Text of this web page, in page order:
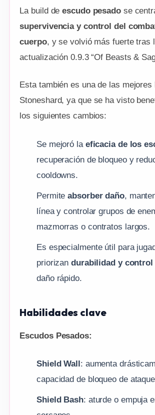
La build deescudo pesadose
supervivencia y control del
cuerpo, y se volvió más fuerte tras
actualización 0.9.3 “Of Beasts &
Esta también es una de las mejores
Stoneshard, ya que se ha visto
los siguientes cambios:
Se mejoró la eficacia de los
recuperación de bloqueo y
cooldowns.
Permiteabsorber daño,
línea y controlar grupos de
mazmorras o contratos largos.
Es especialmente útil para
priorizandurabilidad y control
daño rápido.
Habilidades clave
Escudos Pesados:
Shield Wall: aumenta
capacidad de bloqueo de
Shield Bash: aturde o empuja